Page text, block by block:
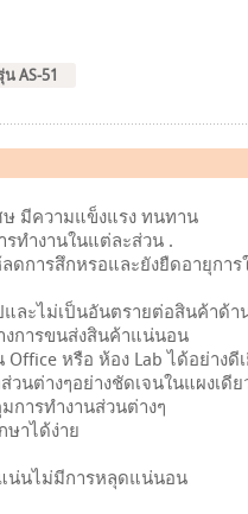
AS-51
ษ มีความแข็งแรง ทนทาน
ทำงานในแต่ละส่วน .
การสึกหรอและยังยืดอายุการ
ละไม่เป็นอันตรายต่อสินค้าด้า
การขนส่งสินค้าแน่นอน
หรือ ห้อง Lab ได้อย่างดี
นต่างๆอย่างชัดเจนในแผงเดีย
การทำงานส่วนต่างๆ
ษาได้ง่าย
แน่นไม่มีการหลุดแน่นอน